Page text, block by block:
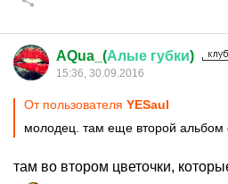
AQua_(Алые губки)
15:36, 30.09.2016
От пользователя YESaul
молодец. там еще второй альбом
там во втором цветочки,